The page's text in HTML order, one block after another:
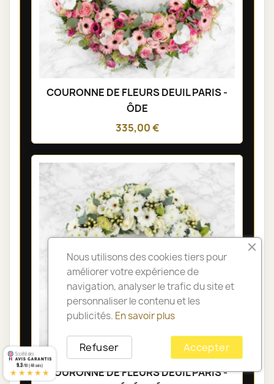
COURONNE DE FLEURS DEUIL PARIS -
ÔDE
335,00 €
COURONNE DE FLEURS DEUIL PARIS -
Nous utilisons des cookies tiers pour
améliorer votre expérience de
navigation, analyser le trafic du site et
personnaliser le contenu et les
publicités. En savoir plus
Accepter
Refuser
9.3/10 (48 avis)
★★★★★